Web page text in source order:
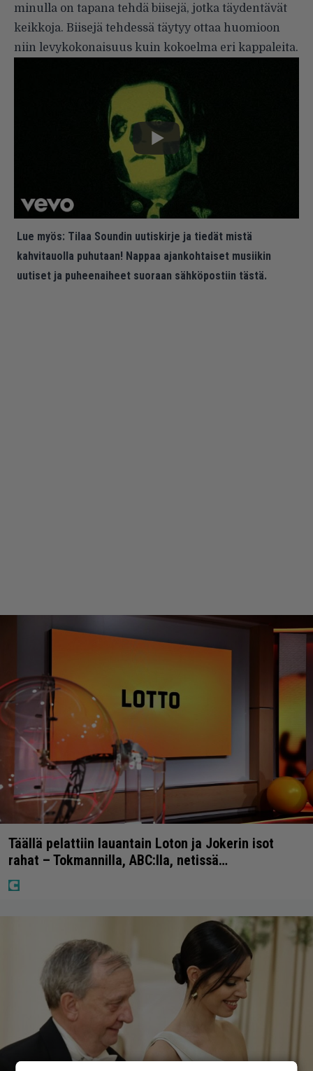
minulla on tapana tehdä biisejä, jotka täydentävät
keikkoja. Biisejä tehdessä täytyy ottaa huomioon
niin levykokonaisuus kuin kokoelma eri kappaleita.
Lue myös: Tilaa Soundin uutiskirje ja tiedät mistä
kahvitauolla puhutaan! Nappaa ajankohtaiset musiikin
uutiset ja puheenaiheet suoraan sähköpostiin tästä.
Täällä pelattiin lauantain Loton ja Jokerin isot
rahat – Tokmannilla, ABC:lla, netissä…